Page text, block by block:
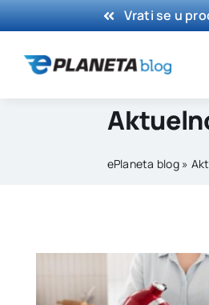
Skip
to
content
Vrati se u
ePlaneta blog»